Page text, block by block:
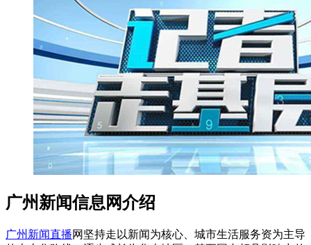
广州新闻信息网介绍
广州新闻直播网坚持走以新闻为核心、城市生活服务资为主导